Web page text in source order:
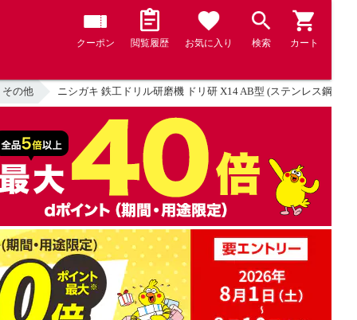
クーポン 閲覧履歴 お気に入り 検索 カート
その他 ニシガキ 鉄工ドリル研磨機 ドリ研 X14 AB型 (ステンレス鋼用)